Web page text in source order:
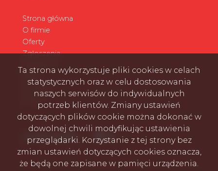
Strona główna
O firmie
Oferty
Zgłoszenia
Kontakt
social media Facebook
Facebook
Facebook
Ta strona wykorzystuje pliki cookies w celach
statystycznych oraz w celu dostosowania
naszych serwisów do indywidualnych
potrzeb klientów. Zmiany ustawień
dotyczących plików cookie można dokonać w
dowolnej chwili modyfikując ustawienia
przeglądarki. Korzystanie z tej strony bez
zmian ustawień dotyczących cookies oznacza,
że będą one zapisane w pamięci urządzenia.